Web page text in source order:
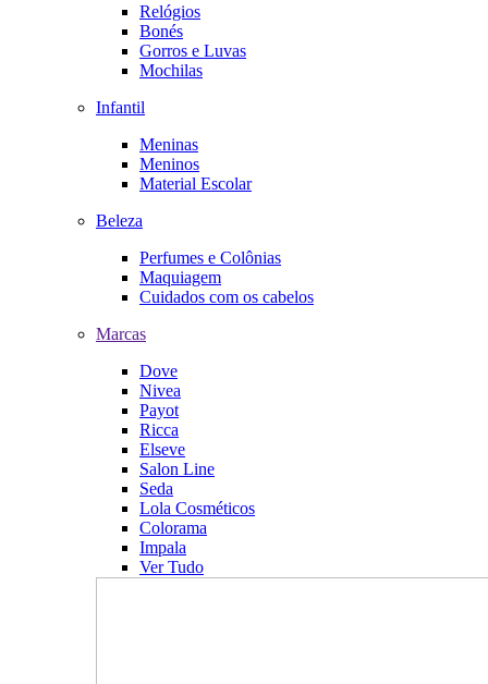
Relógios
Bonés
Gorros e Luvas
Mochilas
Infantil
Meninas
Meninos
Material Escolar
Beleza
Perfumes e Colônias
Maquiagem
Cuidados com os cabelos
Marcas
Dove
Nivea
Payot
Ricca
Elseve
Salon Line
Seda
Lola Cosméticos
Colorama
Impala
Ver Tudo